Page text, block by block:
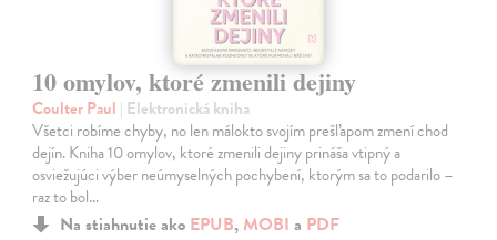
10 omylov, ktoré zmenili dejiny
Coulter Paul | Elektronická kniha
Všetci robíme chyby, no len málokto svojím prešľapom zmení chod
dejín. Kniha 10 omylov, ktoré zmenili dejiny prináša vtipný a
osviežujúci výber neúmyselných pochybení, ktorým sa to podarilo –
raz to bol…
Na stiahnutie ako EPUB, MOBI a PDF